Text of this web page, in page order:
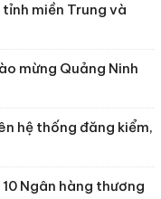
miền Trung và
mừng Quảng Ninh
hệ thống đăng kiểm,
Ngân hàng thương